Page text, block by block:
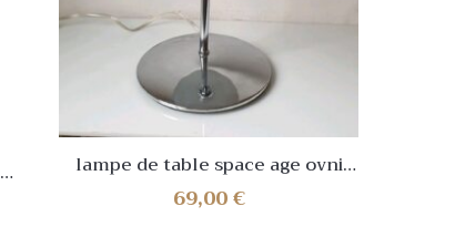
lampe de table space age ovni
metal vintage ufo esprit
paquebot champignon
69,00€